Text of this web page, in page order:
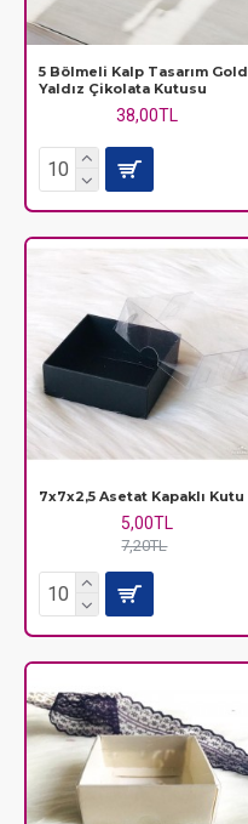
5 Bölmeli Kalp Tasarım Gold
Yaldız Çikolata Kutusu
38,00TL
7x7x2,5 Asetat Kapaklı Kutu
5,00TL
7,20TL